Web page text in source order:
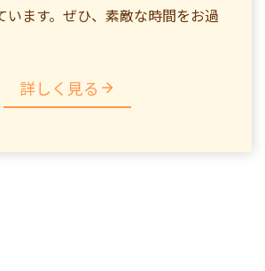
います。ぜひ、素敵な時間をお過
詳しく見る